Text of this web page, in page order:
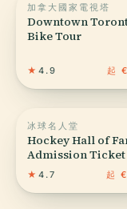
加拿大國家電視塔
Downtown
Bike Tour
★ 4.9 起
冰球名人堂
Hockey Hall of
Admission Ticket
★ 4.7 起